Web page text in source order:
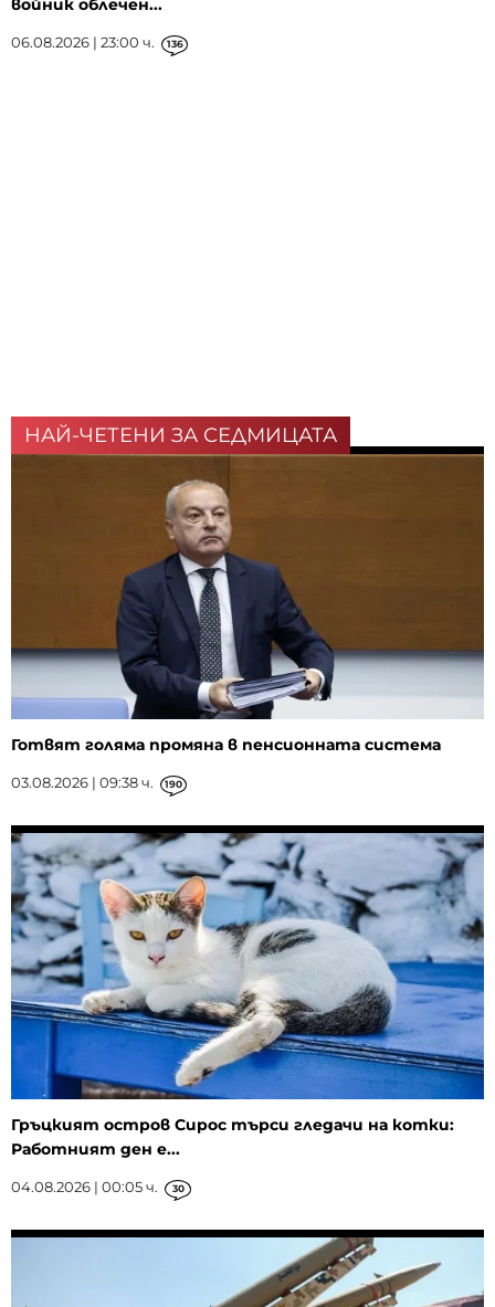
06.08.2026 | 23:00 ч. 136
НАЙ-ЧЕТЕНИ ЗА СЕДМИЦАТА
Готвят голяма промяна в пенсионната система
03.08.2026 | 09:38 ч. 190
Гръцкият остров Сирос търси гледачи на котки:
Работният ден е...
04.08.2026 | 00:05 ч. 30